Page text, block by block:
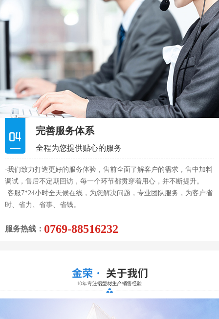
完善服务体系
全程为您提供贴心的服务
·我们致力打造更好的服务体验，售前全面了解客户的需求，售中加料
调试，售后不定期回访，每一个环节都贯穿着用心，并不断提升。
·客服7*24小时全天候在线，为您解决问题，专业团队服务，为客户省
时、省力、省事、省钱。
服务热线： 0769-88516232
关于我们